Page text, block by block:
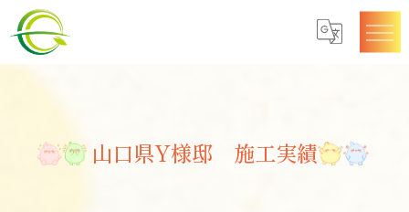
山口県Y様邸 施工実績